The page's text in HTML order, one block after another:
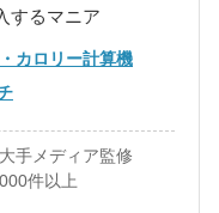
するマニア
カロリー計算機
手メディア監修
件以上